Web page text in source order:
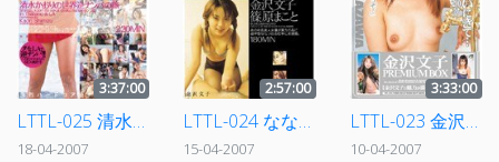
3:37:00
LTTL-025 清水かおりの世界逆ナンパの旅
18-04-2007
2:57:00
LTTL-024 ななつのすけべなおしごと 金沢文子・篠原まこと
15-04-2007
3:33:00
LTTL-023 金沢文子 PREMIUM BOX
10-04-2007